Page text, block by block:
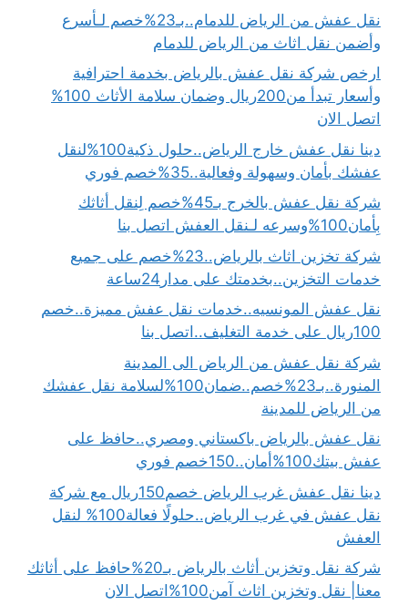
نقل عفش من الرياض للدمام..بـ23%خصم لـأسرع
وأضمن نقل اثاث من الرياض للدمام
ارخص شركة نقل عفش بالرياض بخدمة احترافية
وأسعار تبدأ من200ريال وضمان سلامة الأثاث 100%
اتصل الان
دينا نقل عفش خارج الرياض..حلول ذكية100%لنقل
عفشك بأمان وسهولة وفعالية..35%خصم فوري
شركة نقل عفش بالخرج بـ45%خصم لِنقل أثاثك
بِأمان100%وسرعه لـنقل العفش اتصل بنا
شركة تخزين اثاث بالرياض..23%خصم على جميع
خدمات التخزين..بخدمتك على مدار24ساعة
نقل عفش المونسيه..خدمات نقل عفش مميزة..خصم
100ريال على خدمة التغليف..اتصل بنا
شركة نقل عفش من الرياض الى المدينة
المنورة..بـ23%خصم..ضمان100%لسلامة نقل عفشك
من الرياض للمدينة
نقل عفش بالرياض باكستاني ومصري..حافظ على
عفش بيتك100%أمان..150خصم فوري
دينا نقل عفش غرب الرياض خصم150ريال مع شركة
نقل عفش في غرب الرياض..حلولًا فعالة100% لنقل
العفش
شركة نقل وتخزين أثاث بالرياض بـ20%حافظ على أثاثك
معنا| نقل وتخزين اثاث آمن100%اتصل الان